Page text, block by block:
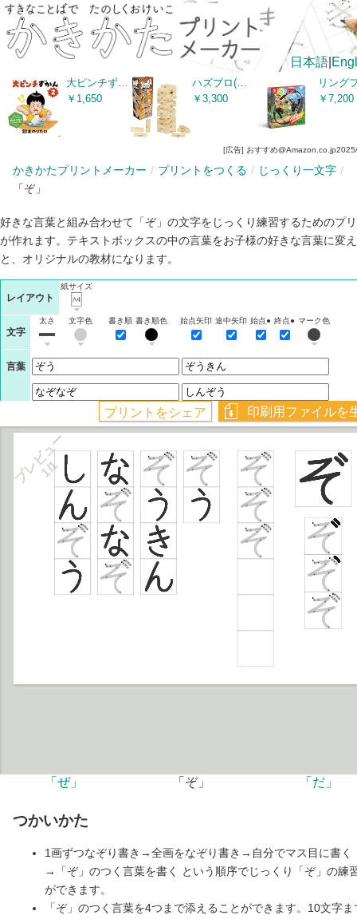
日本語
かきかたプリントメーカー プリントをつくる
じっくり一文字
「ぞ」
好きな言葉と組み合わせて「ぞ」の文字をじっくり練習するためのプ
が作れます。テキストボックスの中の言葉をお子様の好きな言葉に変
と、オリジナルの教材になります。
レイアウト
紙サイズ
文字
太さ 文字色 書き順 書き順色 始点矢印 途中矢印 始点● 終点● マーク色
言葉
プレビュー
1/1
「ぜ」 「ぞ」 「だ」
つかいかた
1画ずつなぞり書き→全画をなぞり書き→自分でマス目に書く
→「ぞ」のつく言葉を書く という順序でじっくり「ぞ」の練
ができます。
「ぞ」のつく言葉を4つまで添えることができます。10文字ま
大ピンチずかん２
￥1,650
ハズブロ(HASBRO) ジェンガ ゲーム(2018) JENGA 天然木使用のオリジナル ブロックゲーム スタッキングタワーゲーム 6才以上 プレイヤー人数1人以上 子供用パーティーゲーム ファミリーゲーム A2120 正規品
￥3,300
￥7,200
[広告] おすすめ@Amazon.co.jp